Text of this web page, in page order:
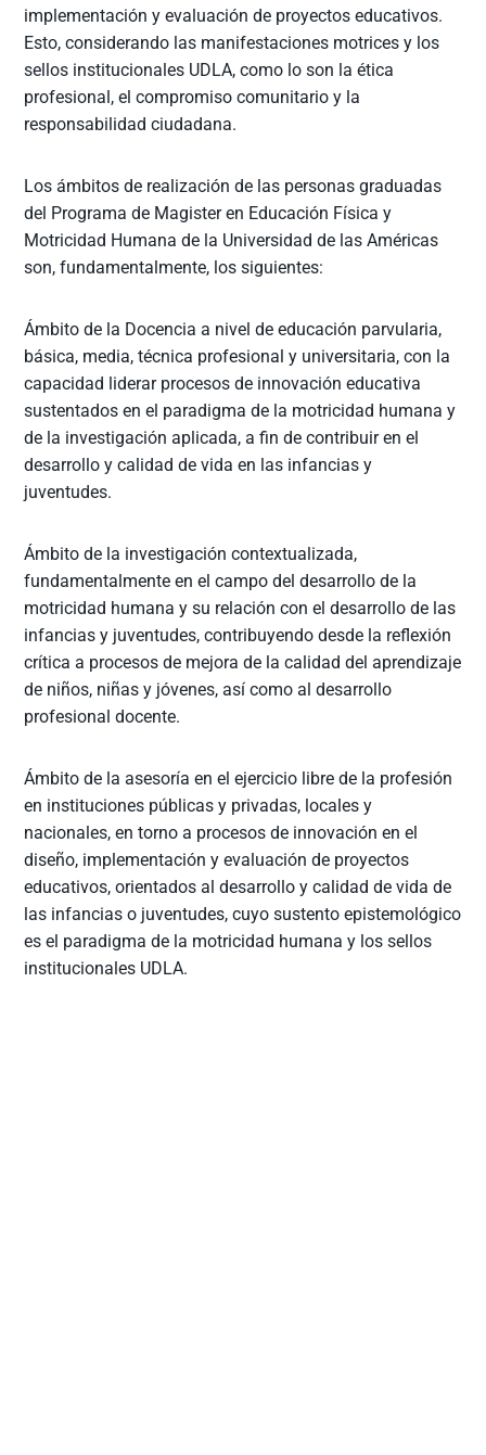
implementación y evaluación de proyectos educativos.
Esto, considerando las manifestaciones motrices y los
sellos institucionales UDLA, como lo son la ética
profesional, el compromiso comunitario y la
responsabilidad ciudadana.
Los ámbitos de realización de las personas graduadas
del Programa de Magister en Educación Física y
Motricidad Humana de la Universidad de las Américas
son, fundamentalmente, los siguientes:
Ámbito de la Docencia a nivel de educación parvularia,
básica, media, técnica profesional y universitaria, con la
capacidad liderar procesos de innovación educativa
sustentados en el paradigma de la motricidad humana y
de la investigación aplicada, a fin de contribuir en el
desarrollo y calidad de vida en las infancias y
juventudes.
Ámbito de la investigación contextualizada,
fundamentalmente en el campo del desarrollo de la
motricidad humana y su relación con el desarrollo de las
infancias y juventudes, contribuyendo desde la reflexión
crítica a procesos de mejora de la calidad del aprendizaje
de niños, niñas y jóvenes, así como al desarrollo
profesional docente.
Ámbito de la asesoría en el ejercicio libre de la profesión
en instituciones públicas y privadas, locales y
nacionales, en torno a procesos de innovación en el
diseño, implementación y evaluación de proyectos
educativos, orientados al desarrollo y calidad de vida de
las infancias o juventudes, cuyo sustento epistemológico
es el paradigma de la motricidad humana y los sellos
institucionales UDLA.